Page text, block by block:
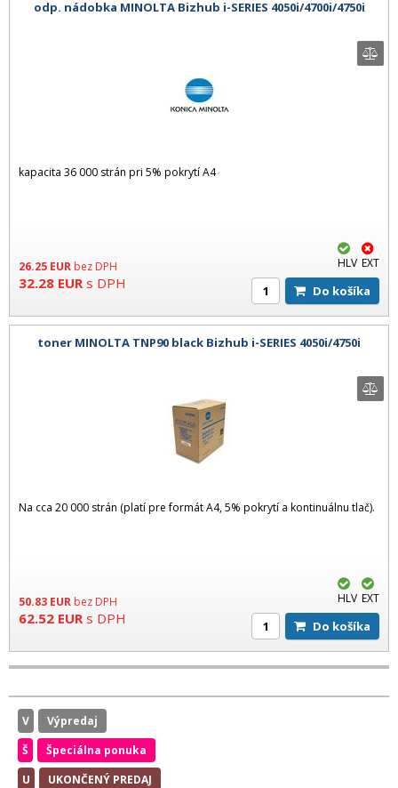
odp. nádobka MINOLTA Bizhub i-SERIES 4050i/4700i/4750i
kapacita 36 000 strán pri 5% pokrytí A4
26.25 EUR bez DPH
32.28 EUR s DPH
HLV EXT
Do košíka
toner MINOLTA TNP90 black Bizhub i-SERIES 4050i/4750i
Na cca 20 000 strán (platí pre formát A4, 5% pokrytí a kontinuálnu tlač).
50.83 EUR bez DPH
62.52 EUR s DPH
HLV EXT
Do košíka
V
Výpredaj
Š
Špeciálna ponuka
U
UKONČENÝ PREDAJ